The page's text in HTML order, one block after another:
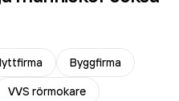
Byggfirma
VVS rörmokare